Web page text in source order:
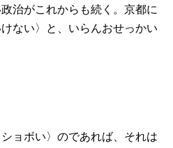
治がこれからも続く。京都に
ない〉と、いらんおせっかい
ョボい〉のであれば、それは